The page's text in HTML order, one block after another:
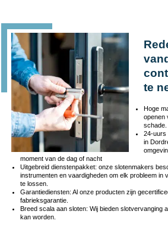
te
Hoge
openen
schade.
24-uurs
in
moment van de dag of nacht
Uitgebreid dienstenpakket: onze slotenmakers
instrumenten en vaardigheden om elk probleem in
te lossen.
Garantiediensten: Al onze producten zijn
fabrieksgarantie.
Breed scala aan sloten: Wij bieden slotvervanging
kan worden.